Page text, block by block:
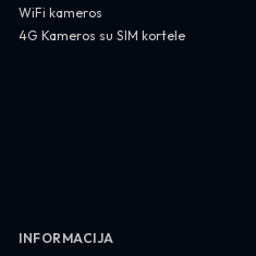
WiFi kameros
4G Kameros su SIM kortele
INFORMACIJA